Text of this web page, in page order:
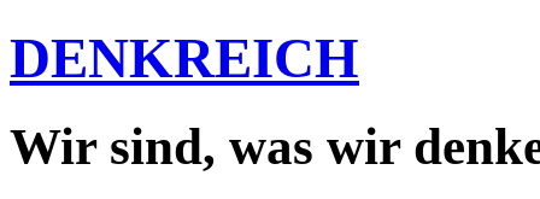
DENKREICH
Wir sind, was wir